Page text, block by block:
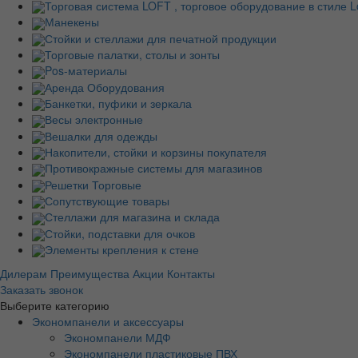
Торговая система LOFT , торговое оборудование в стиле
Манекены
Стойки и стеллажи для печатной продукции
Торговые палатки, столы и зонты
Pos-материалы
Аренда Оборудования
Банкетки, пуфики и зеркала
Весы электронные
Вешалки для одежды
Накопители, стойки и корзины покупателя
Противокражные системы для магазинов
Решетки Торговые
Сопутствующие товары
Стеллажи для магазина и склада
Стойки, подставки для очков
Элементы крепления к стене
Дилерам Преимущества Акции Контакты
Заказать звонок
Выберите категорию
Экономпанели и аксессуары
Экономпанели МДФ
Экономпанели пластиковые ПВХ